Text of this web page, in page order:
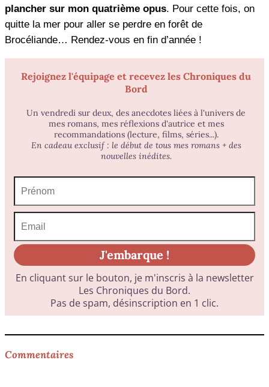
plancher sur mon quatrième opus. Pour cette fois, on
quitte la mer pour aller se perdre en forêt de
Brocéliande… Rendez-vous en fin d’année !
Commentaires